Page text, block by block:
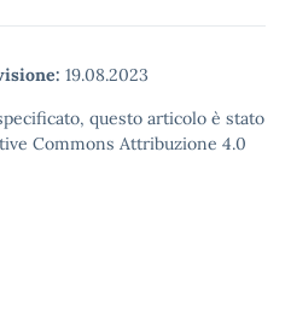
19.08.2023
questo articolo è stato
Commons Attribuzione 4.0